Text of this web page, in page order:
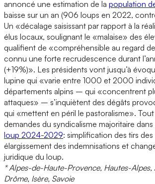
annoncé une estimation de la population
baisse sur un an (906 loups en 2022,
Un «décalage saisissant par rapport à la
élus locaux, soulignant le «malaise» des
qualifient de «compréhensible au regard
connu une forte recrudescence durant
(+19%)». Les présidents vont jusqu’à
lupine qui «varie entre 1000 et 2000
départements alpins – qui «concentrent
attaques» – s’inquiètent des dégâts
qui «mettent en péril le pastoralisme».
demandes du syndicalisme majoritaire
loup 2024-2029: simplification des tirs
élargissement des indemnisations et
juridique du loup.
* Alpes-de-Haute-Provence, Hautes-Alpes,
Drôme, Isère, Savoie